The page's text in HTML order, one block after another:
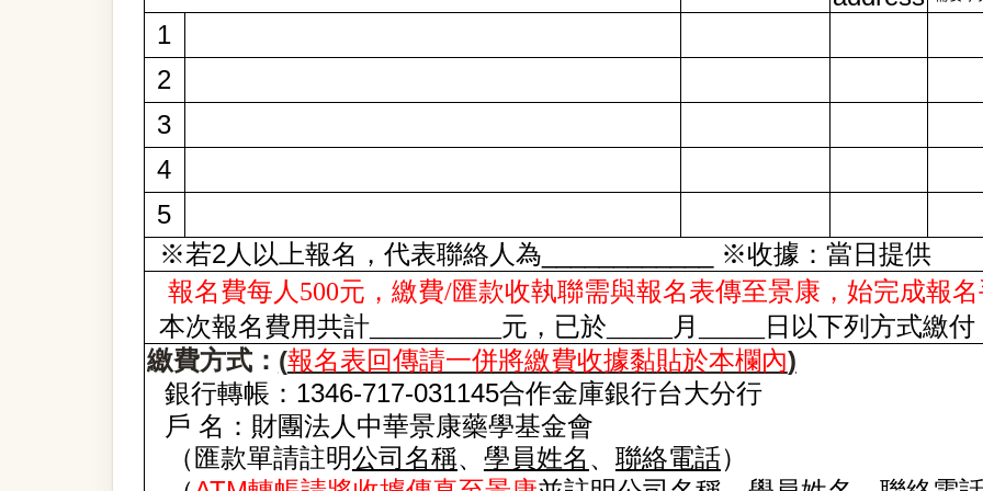
1
2
3
4
5
※若2人以上報名，代表聯絡人為
※收據：當日提供
報名費每人500元，繳費/匯款收執聯需與報名表傳至景康，始完成報
本次報名費用共計__________元，已於_____月_____日以下列方式繳付
繳費方式： (報名表回傳請一併將繳費收據黏貼於本欄內)
銀行轉帳： 1346-717-031145合作金庫銀行台大分行
戶 名：財團法人中華景康藥學基金會
（匯款單請註明公司名稱、 學員姓名 、 聯絡電話）